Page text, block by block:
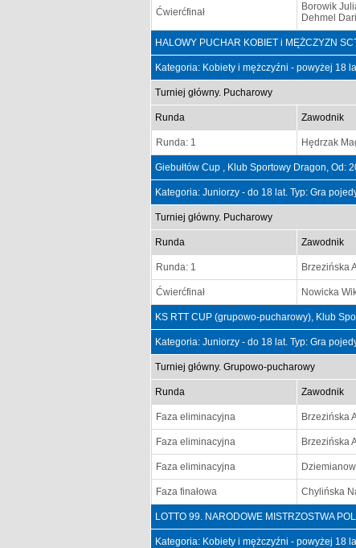
Ćwierćfinał
Borowik
Dehmel
HALOWY PUCHAR KOBIET i MĘŻCZYZN
Kategoria: Kobiety i mężczyźni - powyżej 18
Turniej główny. Pucharowy
Runda Zawodnik
Runda: 1 Hędrzak
Giebułtów Cup , Klub Sportowy Dragon, Od:
Kategoria: Juniorzy - do 18 lat. Typ: Gra
Turniej główny. Pucharowy
Runda Zawodnik
Runda: 1 Brzezińska
Ćwierćfinał Nowicka
KS RTT CUP (grupowo-pucharowy), Klub
Kategoria: Juniorzy - do 18 lat. Typ: Gra
Turniej główny. Grupowo-pucharowy
Runda Zawodnik
Faza eliminacyjna Brzezińska
Faza eliminacyjna Brzezińska
Faza eliminacyjna
Faza finałowa Chylińska
LOTTO 99. NARODOWE MISTRZOSTWA
Kategoria: Kobiety i mężczyźni - powyżej 18